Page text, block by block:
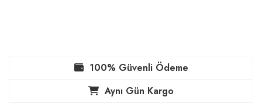
100% Güvenli Ödeme
Aynı Gün Kargo